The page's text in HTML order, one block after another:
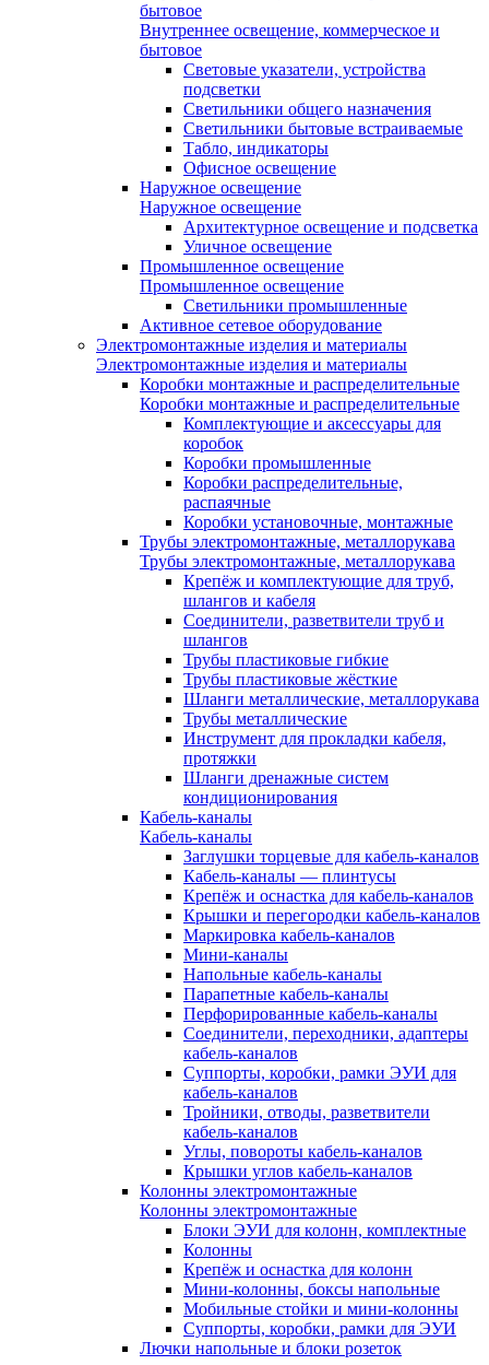
бытовое
Внутреннее освещение, коммерческое и
бытовое
Световые указатели, устройства
подсветки
Светильники общего назначения
Светильники бытовые встраиваемые
Табло, индикаторы
Офисное освещение
Наружное освещение
Наружное освещение
Архитектурное освещение и подсветка
Уличное освещение
Промышленное освещение
Промышленное освещение
Светильники промышленные
Активное сетевое оборудование
Электромонтажные изделия и материалы
Электромонтажные изделия и материалы
Коробки монтажные и распределительные
Коробки монтажные и распределительные
Комплектующие и аксессуары для
коробок
Коробки промышленные
Коробки распределительные,
распаячные
Коробки установочные, монтажные
Трубы электромонтажные, металлорукава
Трубы электромонтажные, металлорукава
Крепёж и комплектующие для труб,
шлангов и кабеля
Соединители, разветвители труб и
шлангов
Трубы пластиковые гибкие
Трубы пластиковые жёсткие
Шланги металлические, металлорукава
Трубы металлические
Инструмент для прокладки кабеля,
протяжки
Шланги дренажные систем
кондиционирования
Кабель-каналы
Кабель-каналы
Заглушки торцевые для кабель-каналов
Кабель-каналы — плинтусы
Крепёж и оснастка для кабель-каналов
Крышки и перегородки кабель-каналов
Маркировка кабель-каналов
Мини-каналы
Напольные кабель-каналы
Парапетные кабель-каналы
Перфорированные кабель-каналы
Соединители, переходники, адаптеры
кабель-каналов
Суппорты, коробки, рамки ЭУИ для
кабель-каналов
Тройники, отводы, разветвители
кабель-каналов
Углы, повороты кабель-каналов
Крышки углов кабель-каналов
Колонны электромонтажные
Колонны электромонтажные
Блоки ЭУИ для колонн, комплектные
Колонны
Крепёж и оснастка для колонн
Мини-колонны, боксы напольные
Мобильные стойки и мини-колонны
Суппорты, коробки, рамки для ЭУИ
Лючки напольные и блоки розеток